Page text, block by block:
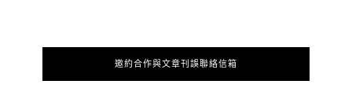
邀約合作與文章刊誤聯絡信箱